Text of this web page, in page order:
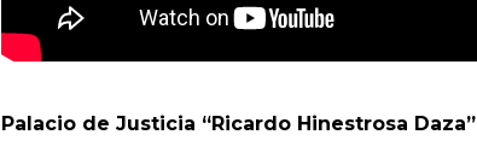
Palacio de Justicia “Ricardo Hinestrosa Daza”